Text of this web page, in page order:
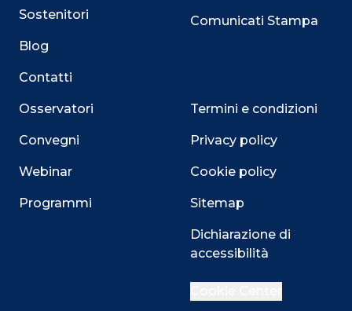
Sostenitori
Blog
Contatti
Osservatori
Convegni
Webinar
Programmi
Comunicati Stampa
Termini e condizioni
Privacy policy
Cookie policy
Sitemap
Dichiarazione di
accessibilità